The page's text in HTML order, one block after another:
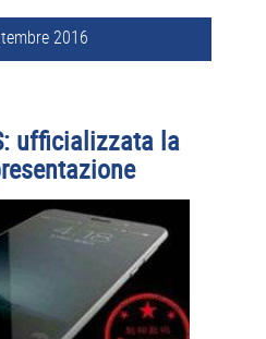
2016
ufficializzata la